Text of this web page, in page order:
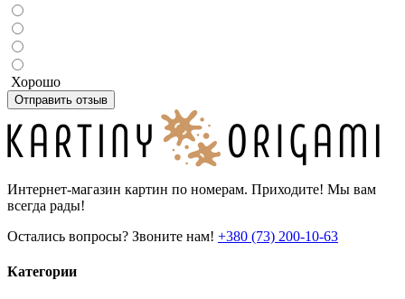
Хорошо
Отправить отзыв
Интернет-магазин картин по номерам. Приходите! Мы вам
всегда рады!
Остались вопросы? Звоните нам! +380 (73) 200-10-63
Категории